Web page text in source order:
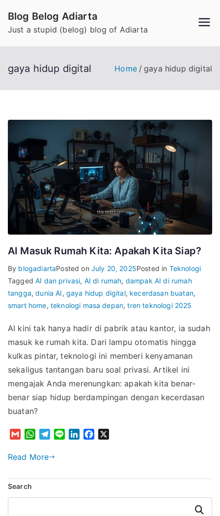
content
Blog Belog Adiarta
Just a stupid (belog) blog of Adiarta
gaya hidup digital Home gaya hidup digital
AI Masuk Rumah Kita: Apakah Kita Siap?
By blogadiartaPosted on July 20, 2025Posted in Teknologi
TaggedAI dan privasi, AI di rumah, dampak AI di rumah
tangga,dunia AI, gaya hidup digital, kecerdasan buatan,
smart home, teknologi masa depan,tren teknologi 2025
AI kini tak hanya hadir di pabrik atau kantor, ia sudah
masuk ke rumah kita. Dari lampu otomatis hingga
kulkas pintar, teknologi ini memberi kenyamanan
sekaligus tantangan baru soal privasi. Artikel ini
mengajak Anda merenungkan: apakah kita benar-
benar siap hidup berdampingan dengan kecerdasan
buatan?
G
a
l
W
a
s
p
T
l
g
a
e
I
b
o
Read More
Search
Search